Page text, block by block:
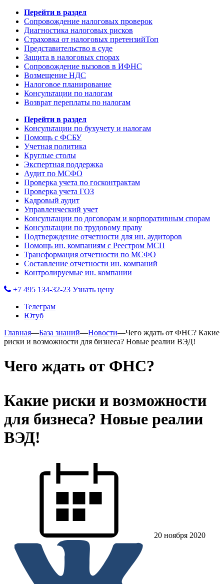
Перейти в раздел
Сопровождение налоговых проверок
Диагностика налоговых рисков
Страховка от налоговых претензийТоп
Представительство в суде
Защита в налоговых спорах
Сопровождение вызовов в ИФНС
Возмещение НДС
Налоговое планирование
Консультации по налогам
Возврат переплаты по налогам
Перейти в раздел
Консультации по бухучету и налогам
Помощь с ФСБУ
Учетная политика
Круглые столы
Экспертная поддержка
Аудит по МСФО
Проверка учета по госконтрактам
Проверка учета ГОЗ
Кадровый аудит
Управленческий учет
Консультации по договорам и корпоративным спорам
Консультации по трудовому праву
Подтверждение отчетности для ин. аудиторов
Помощь ин. компаниям с Реестром МСП
Трансформация отчетности по МСФО
Составление отчетности ин. компаний
Контролируемые ин. компании
+7 495 134-32-23 Узнать цену
Телеграм
Ютуб
Главная—База знаний—Новости—Чего ждать от ФНС? Какие
риски и возможности для бизнеса? Новые реалии ВЭД!
Чего ждать от ФНС?
Какие риски и возможности
для бизнеса? Новые реалии
ВЭД!
20 ноября 2020